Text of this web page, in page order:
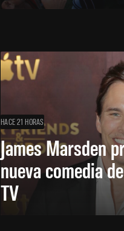
HACE 21 HORAS
James Marsden
nueva comedia
TV